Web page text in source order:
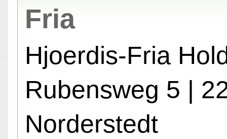
Fria
Hjoerdis-Fria
Rubensweg 5 |
Norderstedt